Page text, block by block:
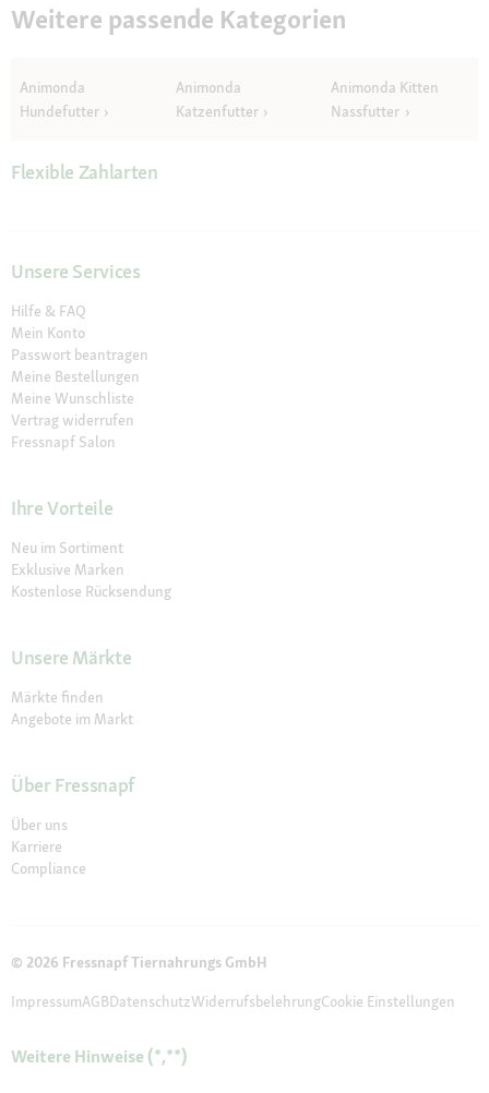
Weitere passende Kategorien
Animonda
Hundefutter
Animonda
Katzenfutter
Animonda Kitten
Nassfutter
Flexible Zahlarten
Unsere Services
Hilfe & FAQ
Mein Konto
Passwort beantragen
Meine Bestellungen
Meine Wunschliste
Vertrag widerrufen
Fressnapf Salon
Ihre Vorteile
Neu im Sortiment
Exklusive Marken
Kostenlose Rücksendung
Unsere Märkte
Märkte finden
Angebote im Markt
Über Fressnapf
Über uns
Karriere
Compliance
© 2026 Fressnapf Tiernahrungs GmbH
ImpressumAGBDatenschutzWiderrufsbelehrungCookie Einstellungen
Weitere Hinweise (*,**)